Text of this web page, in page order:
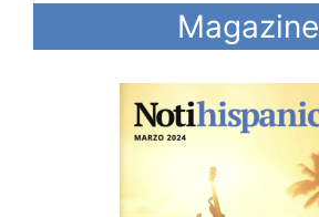
Magazine